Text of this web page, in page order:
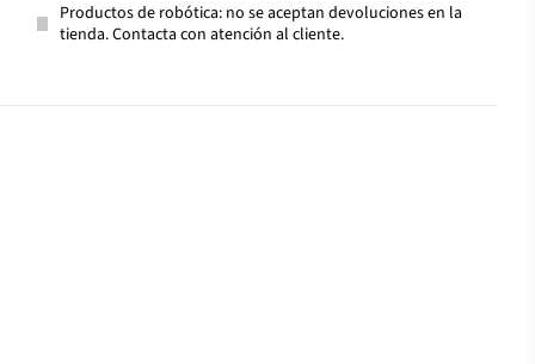
Productos de robótica: no se aceptan devoluciones en la
tienda. Contacta con atención al cliente.